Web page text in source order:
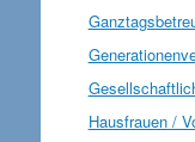
Hausfrauen /